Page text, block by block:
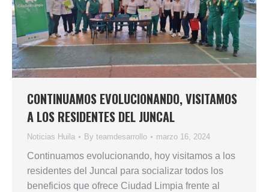
CONTINUAMOS EVOLUCIONANDO, VISITAMOS
A LOS RESIDENTES DEL JUNCAL
Noticias Huila By teamdesarrollo marzo 16, 2024
Continuamos evolucionando, hoy visitamos a los
residentes del Juncal para socializar todos los
beneficios que ofrece Ciudad Limpia frente al